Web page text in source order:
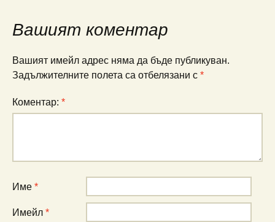
Вашият коментар
Вашият имейл адрес няма да бъде публикуван.
Задължителните полета са отбелязани с *
Коментар: *
Име *
Имейл *